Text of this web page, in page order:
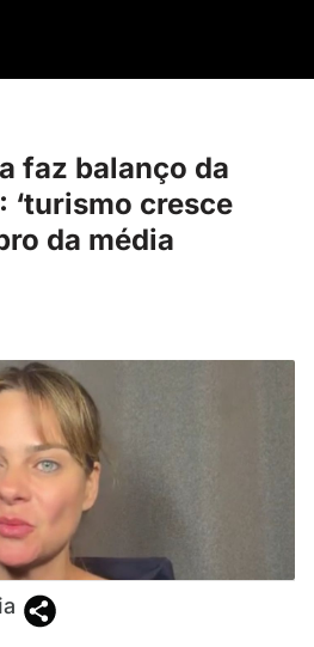
faz balanço da
‘turismo cresce
da média